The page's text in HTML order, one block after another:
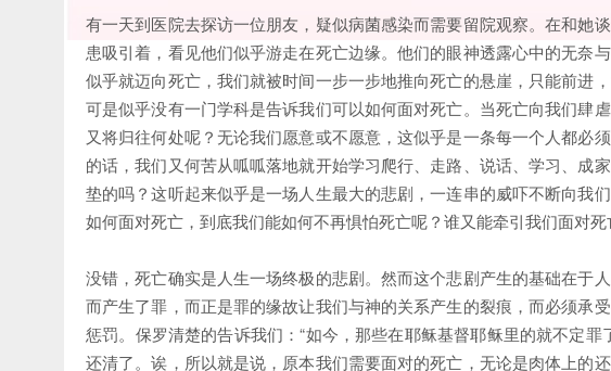
有一天到医院去探访一位朋友，疑似病菌感染而需要留院观察。在和她
患吸引着，看见他们似乎游走在死亡边缘。他们的眼神透露心中的无奈
似乎就迈向死亡，我们就被时间一步一步地推向死亡的悬崖，只能前进
可是似乎没有一门学科是告诉我们可以如何面对死亡。当死亡向我们肆
又将归往何处呢？无论我们愿意或不愿意，这似乎是一条每一个人都必
的话，我们又何苦从呱呱落地就开始学习爬行、走路、说话、学习、
垫的吗？这听起来似乎是一场人生最大的悲剧，一连串的威吓不断向我
如何面对死亡，到底我们能如何不再惧怕死亡呢？谁又能牵引我们面对死
没错，死亡确实是人生一场终极的悲剧。然而这个悲剧产生的基础在于
而产生了罪，而正是罪的缘故让我们与神的关系产生的裂痕，而必须承
惩罚。保罗清楚的告诉我们：“如今，那些在耶稣基督耶稣里的就不定
还清了。诶，所以就是说，原本我们需要面对的死亡，无论是肉体上的